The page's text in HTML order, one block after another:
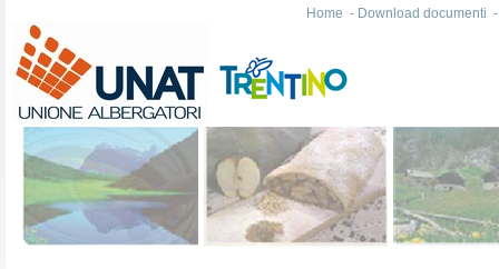
Home - Download documenti